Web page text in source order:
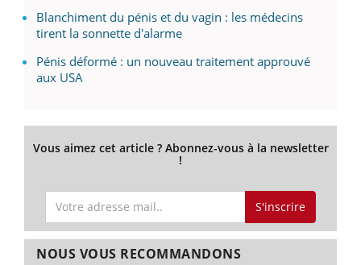
Blanchiment du pénis et du vagin : les médecins
tirent la sonnette d'alarme
Pénis déformé : un nouveau traitement approuvé
aux USA
Vous aimez cet article ? Abonnez-vous à la newsletter
!
S'inscrire
NOUS VOUS RECOMMANDONS